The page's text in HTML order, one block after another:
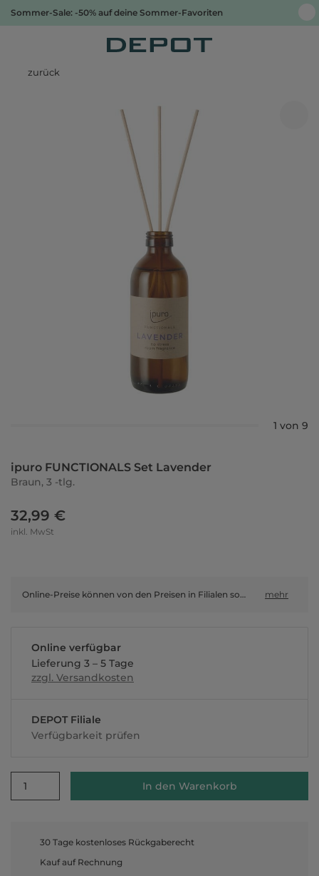
Sommer-Sale: -50% auf deine Sommer-Favoriten
zurück
1 von 9
ipuro FUNCTIONALS Set Lavender
Braun, 3 -tlg.
32,99 €
inkl. MwSt
Online-Preise können von den Preisen in Filialen sowie Shop-in-Shop-Flächen abweichen. mehr
Online verfügbar
Lieferung 3 – 5 Tage
zzgl. Versandkosten
DEPOT Filiale
Verfügbarkeit prüfen
1 In den Warenkorb
30 Tage kostenloses Rückgaberecht
Kauf auf Rechnung